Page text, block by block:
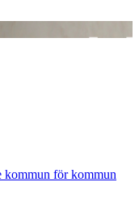
kommun för kommun